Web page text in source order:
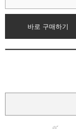
바로 구매하기